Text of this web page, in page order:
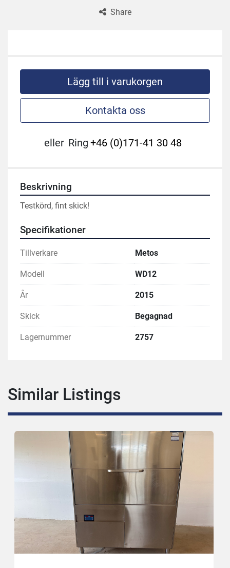
Share
Lägg till i varukorgen
Kontakta oss
eller Ring +46 (0)171-41 30 48
Beskrivning
Testkörd, fint skick!
Specifikationer
Tillverkare Metos
Modell WD12
År 2015
Skick Begagnad
Lagernummer 2757
Similar Listings